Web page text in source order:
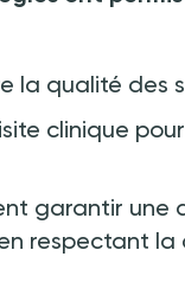
la qualité des
clinique
garantir une
respectant